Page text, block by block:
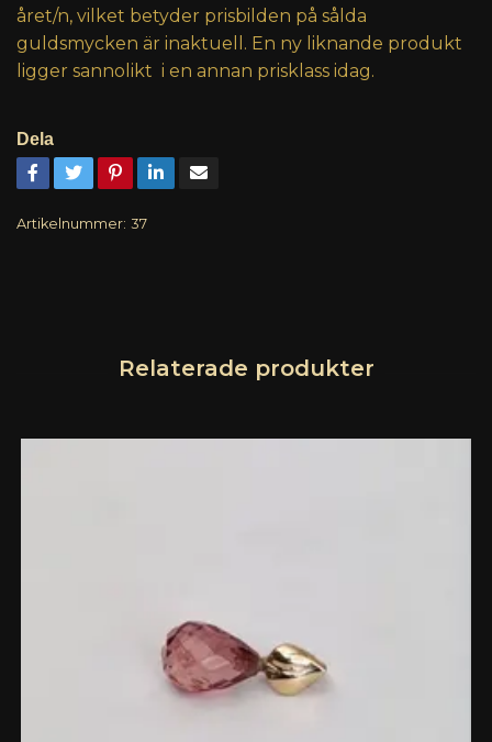
året/n, vilket betyder prisbilden på sålda
guldsmycken är inaktuell. En ny liknande produkt
ligger sannolikt i en annan prisklass idag.
Dela
Artikelnummer: 37